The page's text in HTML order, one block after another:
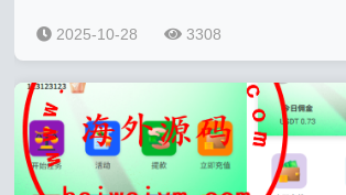
2025-10-28 3308